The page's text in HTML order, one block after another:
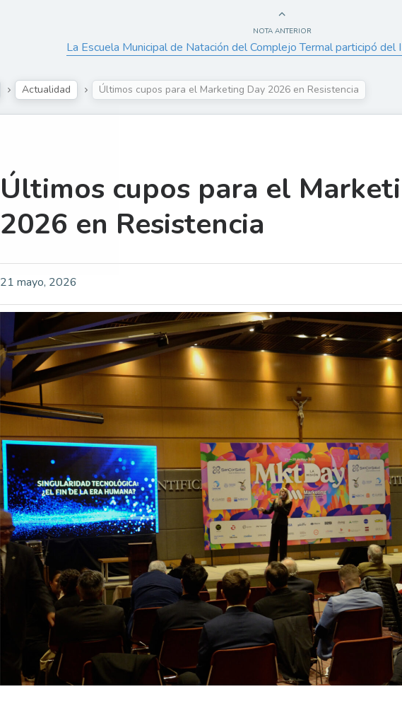
NOTA ANTERIOR
La Escuela Municipal de Natación del Complejo Termal participó del
Actualidad Últimos cupos para el Marketing Day 2026 en Resistencia
Últimos cupos para el
2026 en Resistencia
21 mayo, 2026